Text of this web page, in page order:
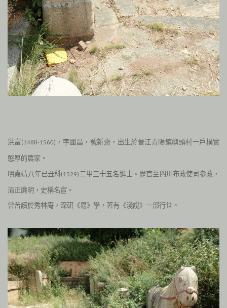
洪富(1488-1560) ， 字國昌，號新齋，出生於晉江青陽鎮嶼頭村一戶樸實
憨厚的農家。
明嘉靖八年已丑科(1529) 二甲三十五名進士。 歷官至四川布政使司參政，
清正廉明，史稱名宦。
曾苦讀於秀林庵，深研《易》學，著有《淺說》一部行世。